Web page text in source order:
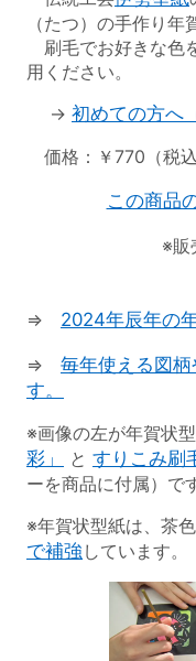
（たつ）の手作り年
刷毛でお好きな色
用ください。
→ 初めての方へ
価格：￥770（税込
この商品
※販
⇒ 2024年辰年の
⇒ 毎年使える図
す。
※画像の左が年賀状型
彩」
と すりこみ刷
ーを商品に付属）で
※年賀状型紙は、茶
で補強 しています。